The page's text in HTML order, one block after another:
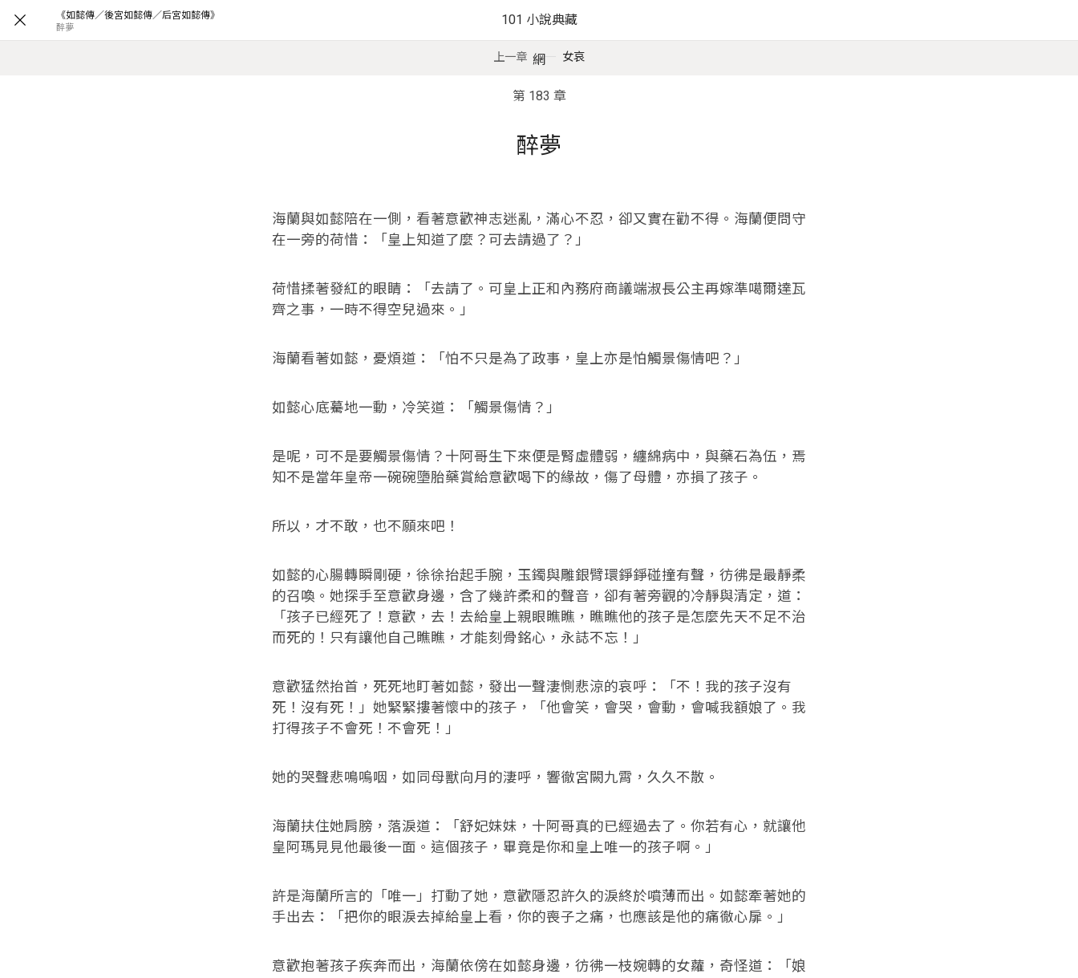
《如懿傳／後宮如懿傳／后宮如懿傳》
醉夢 101 小說典藏
網
上一章 女哀
第 183 章
醉夢
海蘭與如懿陪在一側，看著意歡神志迷亂，滿心不忍，卻又實在勸不得。海蘭便問守
在一旁的荷惜：「皇上知道了麼？可去請過了？」
荷惜揉著發紅的眼睛：「去請了。可皇上正和內務府商議端淑長公主再嫁準噶爾達瓦
齊之事，一時不得空兒過來。」
海蘭看著如懿，憂煩道：「怕不只是為了政事，皇上亦是怕觸景傷情吧？」
如懿心底驀地一動，冷笑道：「觸景傷情？」
是呢，可不是要觸景傷情？十阿哥生下來便是腎虛體弱，纏綿病中，與藥石為伍，焉
知不是當年皇帝一碗碗墮胎藥賞給意歡喝下的緣故，傷了母體，亦損了孩子。
所以，才不敢，也不願來吧！
如懿的心腸轉瞬剛硬，徐徐抬起手腕，玉鐲與雕銀臂環錚錚碰撞有聲，彷彿是最靜柔
的召喚。她探手至意歡身邊，含了幾許柔和的聲音，卻有著旁觀的冷靜與清定，道：
「孩子已經死了！意歡，去！去給皇上親眼瞧瞧，瞧瞧他的孩子是怎麼先天不足不治
而死的！只有讓他自己瞧瞧，才能刻骨銘心，永誌不忘！」
意歡猛然抬首，死死地盯著如懿，發出一聲淒惻悲涼的哀呼：「不！我的孩子沒有
死！沒有死！」她緊緊摟著懷中的孩子，「他會笑，會哭，會動，會喊我額娘了。我
打得孩子不會死！不會死！」
她的哭聲悲鳴嗚咽，如同母獸向月的淒呼，響徹宮闕九霄，久久不散。
海蘭扶住她肩膀，落淚道：「舒妃妹妹，十阿哥真的已經過去了。你若有心，就讓他
皇阿瑪見見他最後一面。這個孩子，畢竟是你和皇上唯一的孩子啊。」
許是海蘭所言的「唯一」打動了她，意歡隱忍許久的淚終於噴薄而出。如懿牽著她的
手出去：「把你的眼淚去掉給皇上看，你的喪子之痛，也應該是他的痛徹心扉。」
意歡抱著孩子疾奔而出，海蘭依傍在如懿身邊，彷彿一枝婉轉的女蘿，奇怪道：「娘